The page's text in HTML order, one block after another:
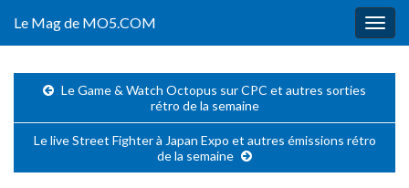
Le Mag de MO5.COM
Le Game & Watch Octopus sur CPC et autres sorties
rétro de la semaine
Le live Street Fighter à Japan Expo et autres émissions rétro
de la semaine